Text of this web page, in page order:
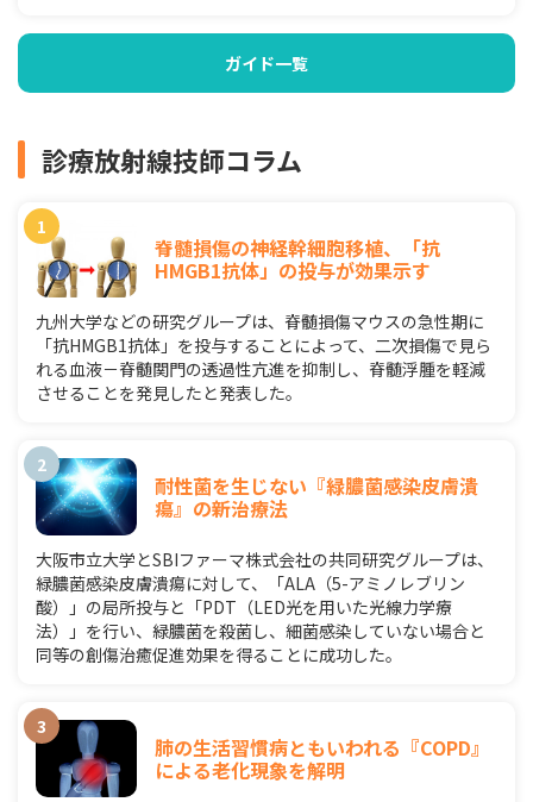
ガイド一覧
診療放射線技師コラム
脊髄損傷の神経幹細胞移植、「抗
HMGB1抗体」の投与が効果示す
九州大学などの研究グループは、脊髄損傷マウスの急性期に
「抗HMGB1抗体」を投与することによって、二次損傷で見ら
れる血液－脊髄関門の透過性亢進を抑制し、脊髄浮腫を軽減
させることを発見したと発表した。
耐性菌を生じない『緑膿菌感染皮膚潰
瘍』の新治療法
大阪市立大学とSBIファーマ株式会社の共同研究グループは、
緑膿菌感染皮膚潰瘍に対して、「ALA（5-アミノレブリン
酸）」の局所投与と「PDT（LED光を用いた光線力学療
法）」を行い、緑膿菌を殺菌し、細菌感染していない場合と
同等の創傷治癒促進効果を得ることに成功した。
肺の生活習慣病ともいわれる『COPD』
による老化現象を解明